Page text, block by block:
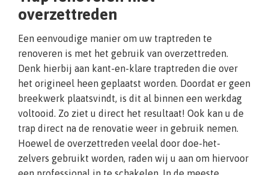
overzettreden
Een eenvoudige manier om uw traptreden te
renoveren is met het gebruik van overzettreden.
Denk hierbij aan kant-en-klare traptreden die over
het origineel heen geplaatst worden. Doordat er geen
breekwerk plaatsvindt, is dit al binnen een werkdag
voltooid. Zo ziet u direct het resultaat! Ook kan u de
trap direct na de renovatie weer in gebruik nemen.
Hoewel de overzettreden veelal door doe-het-
zelvers gebruikt worden, raden wij u aan om hiervoor